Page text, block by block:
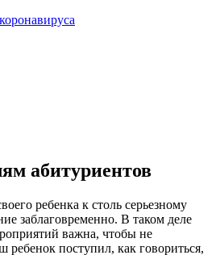
абитуриентов
ребенка к столь серьезному
заблаговременно. В таком деле
важна, чтобы не
ребенок поступил, как говориться,